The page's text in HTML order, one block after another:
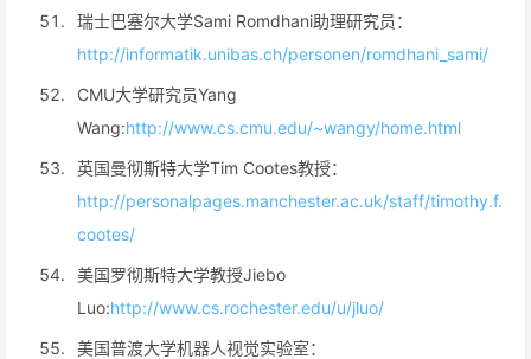
瑞士巴塞尔大学Sami Romdhani助理研究员：
http://informatik.unibas.ch/personen/romdhani_sami/
CMU大学研究员Yang
Wang:http://www.cs.cmu.edu/~wangy/home.html
英国曼彻斯特大学Tim Cootes教授：
http://personalpages.manchester.ac.uk/staff/timothy.f.
cootes/
美国罗彻斯特大学教授Jiebo
Luo:http://www.cs.rochester.edu/u/jluo/
美国普渡大学机器人视觉实验室：